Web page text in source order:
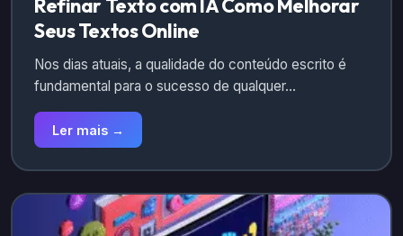
Refinar Texto com IA Como Melhorar
Seus Textos Online
Nos dias atuais, a qualidade do conteúdo escrito é
fundamental para o sucesso de qualquer…
Ler mais →